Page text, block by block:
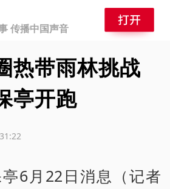
传播中国声音
热带雨林挑战
亭开跑
6月22日消息（记者